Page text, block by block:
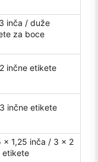
inča / duže
za boce
inčne etikete
inčne etikete
x 1,25 inča / 3 x 2
etikete